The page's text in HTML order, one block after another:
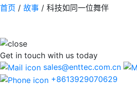
首页 / 故事 / 科技如同一位舞伴
Get in touch with us today
sales@enttec.com.cn
+8613929070629